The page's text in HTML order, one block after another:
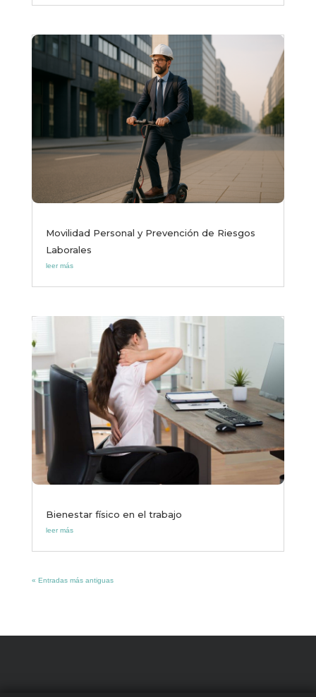
Movilidad Personal y Prevención de Riesgos
Laborales
leer más
Bienestar físico en el trabajo
leer más
« Entradas más antiguas